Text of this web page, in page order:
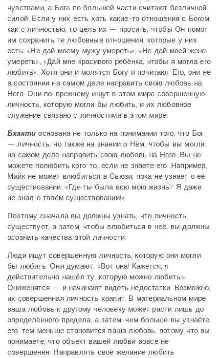
чувствами, а Бога по большей части считают безличной
силой. Если у них есть хоть какие-то отношения с Богом
как с личностью, то цель их — просить, чтобы Он помог
им сохранить те любовные отношения, которые у них
есть: «Не дай моему мужу умереть», «Не дай моей жене
умереть», «Дай мне красивого ребёнка, чтобы я могла его
любить». Хотя они и молятся Богу и почитают Его, они не
в состоянии на самом деле направить свою любовь на
Него. Они по-прежнему ищут в этом мире совершенную
личность, которую могли бы любить, и их любовное
служение связано с личностями в этом мире.
Бхакти основана не только на понимании того, что Бог
— личность, но также на знании о Нём, чтобы вы могли
на самом деле направить свою любовь на Него. Вы не
можете полюбить кого-то, если не знаете его. Например,
Майк не может влюбиться в Сьюзи, пока не узнает о её
существовании: «Где ты была всю мою жизнь? Я даже
не знал о твоём существовании!»
Поэтому сначала вы должны узнать, что личность
существует, а затем, чтобы влюбиться в неё, вы должны
осознать качества этой личности.
Люди ищут совершенную личность, которую они могли
бы любить. Они думают: «Вот она! Кажется, я
действительно нашёл ту, которую можно любить!»
Ониженятся — и начинают видеть недостатки. Возможно,
их совершенная личность храпит. В материальном мире
ваша любовь к другому человеку может расти лишь до
определённого предела, а затем, чем больше вы узнаёте
его, тем меньше становится ваша любовь, потому что вы
понимаете, что объект вашей любви вовсе не
совершенен. Направлять своё желание любить